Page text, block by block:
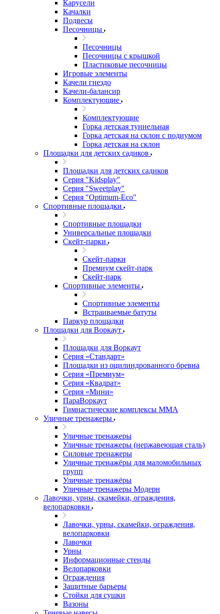
Карусели
Качалки
Подвесы
Песочницы
Песочницы
Песочницы с крышкой
Пластиковые песочницы
Игровые элементы
Качели гнездо
Качели-балансир
Комплектующие
Комплектующие
Горка детская туннельная
Горка детская на склон с подиумом
Горка детская на склон
Площадки для детских садиков
Площадки для детских садиков
Серия "Kidsplay"
Серия "Sweetplay"
Серия "Оptimum-Еco"
Спортивные площадки
Спортивные площадки
Универсальные площадки
Скейт-парки
Скейт-парки
Премиум скейт-парк
Скейт-парк
Спортивные элементы
Спортивные элементы
Встраиваемые батуты
Паркур площадки
Площадки для Воркаут
Площадки для Воркаут
Серия «Стандарт»
Площадки из оцилиндрованного бревна
Серия «Премиум»
Серия «Квадрат»
Серия «Мини»
ПараВоркаут
Гимнастические комплексы ММА
Уличные тренажеры
Уличные тренажеры
Уличные тренажеры (нержавеющая сталь)
Силовые тренажеры
Уличные тренажёры для маломобильных
групп
Уличные тренажёры
Уличные тренажеры Модерн
Лавочки, урны, скамейки, ограждения,
велопарковки
Лавочки, урны, скамейки, ограждения,
велопарковки
Лавочки
Урны
Информационные стенды
Велопарковки
Ограждения
Защитные барьеры
Стойки для сушки
Вазоны